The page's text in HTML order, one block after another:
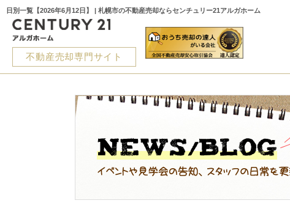
日別一覧【2026年6月12日】 | 札幌市の不動産売却ならセンチュリー21アルガホーム
不動産売却専門サイト